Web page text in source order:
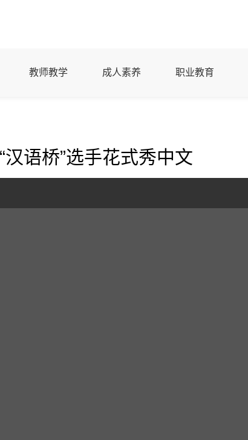
教师教学 成人素养 职业教育
语桥”选手花式秀中文